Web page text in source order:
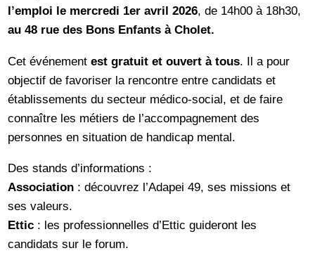
l’emploi le mercredi 1er avril 2026, de 14h00 à 18h30,
au 48 rue des Bons Enfants à Cholet.
Cet événementest gratuit et ouvert à tous. Il a pour
objectif de favoriser la rencontre entre candidats et
établissements du secteur médico-social, et de faire
connaître les métiers de l’accompagnement des
personnes en situation de handicap mental.
Des stands d’informations :
Association : découvrez l’Adapei 49, ses missions et
ses valeurs.
Ettic : les professionnelles d’Ettic guideront les
candidats sur le forum.